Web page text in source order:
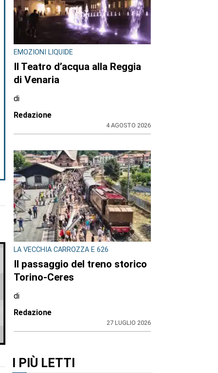
EMOZIONI LIQUIDE
Il Teatro d’acqua alla Reggia
di Venaria
di
Redazione
4 AGOSTO 2026
LA VECCHIA CARROZZA E 626
Il passaggio del treno storico
Torino-Ceres
di
Redazione
27 LUGLIO 2026
I PIÙ LETTI